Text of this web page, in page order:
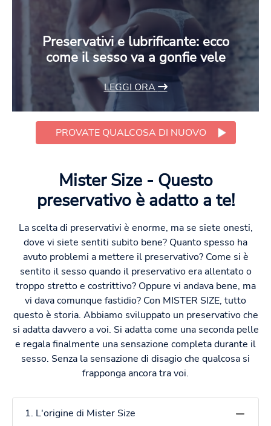
Preservativi e lubrificante: ecco
come il sesso va a gonfie vele
LEGGI ORA
PROVATE QUALCOSA DI NUOVO
Mister Size - Questo
preservativo è adatto a te!
La scelta di preservativi è enorme, ma se siete onesti,
dove vi siete sentiti subito bene? Quanto spesso ha
avuto problemi a mettere il preservativo? Come si è
sentito il sesso quando il preservativo era allentato o
troppo stretto e costrittivo? Oppure vi andava bene, ma
vi dava comunque fastidio? Con MISTER SIZE, tutto
questo è storia. Abbiamo sviluppato un preservativo che
si adatta davvero a voi. Si adatta come una seconda pelle
e regala finalmente una sensazione completa durante il
sesso. Senza la sensazione di disagio che qualcosa si
frapponga ancora tra voi.
1. L'origine di Mister Size